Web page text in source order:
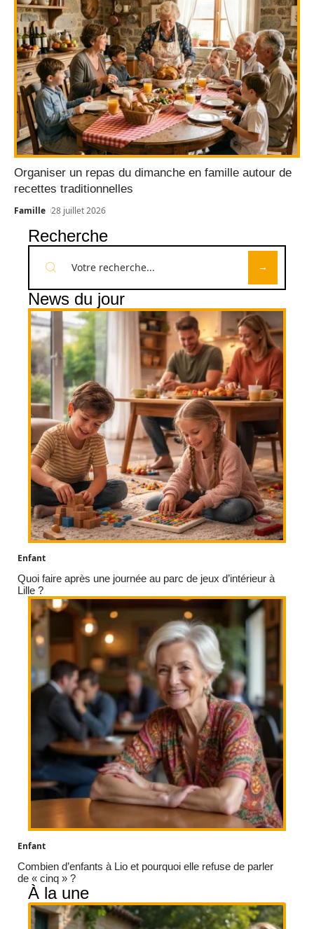
Organiser un repas du dimanche en famille autour de
recettes traditionnelles
Famille 28 juillet 2026
Recherche
News du jour
Enfant
Quoi faire après une journée au parc de jeux d’intérieur à
Lille ?
Enfant
Combien d’enfants à Lio et pourquoi elle refuse de parler
de « cinq » ?
À la une